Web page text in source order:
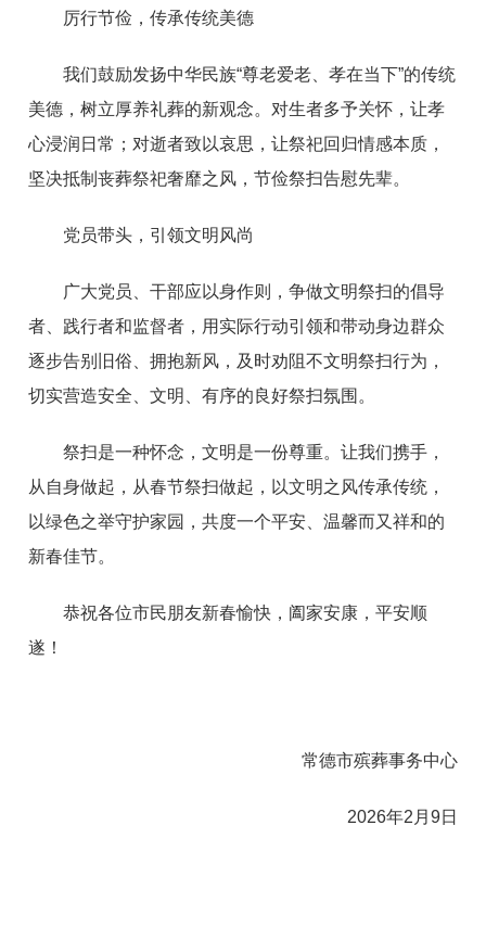
厉行节俭，传承传统美德
我们鼓励发扬中华民族“尊老爱老、孝在当下”的传统
美德，树立厚养礼葬的新观念。对生者多予关怀，让孝
心浸润日常；对逝者致以哀思，让祭祀回归情感本质，
坚决抵制丧葬祭祀奢靡之风，节俭祭扫告慰先辈。
党员带头，引领文明风尚
广大党员、干部应以身作则，争做文明祭扫的倡导
者、践行者和监督者，用实际行动引领和带动身边群众
逐步告别旧俗、拥抱新风，及时劝阻不文明祭扫行为，
切实营造安全、文明、有序的良好祭扫氛围。
祭扫是一种怀念，文明是一份尊重。让我们携手，
从自身做起，从春节祭扫做起，以文明之风传承传统，
以绿色之举守护家园，共度一个平安、温馨而又祥和的
新春佳节。
恭祝各位市民朋友新春愉快，阖家安康，平安顺
遂！
常德市殡葬事务中心
2026年2月9日